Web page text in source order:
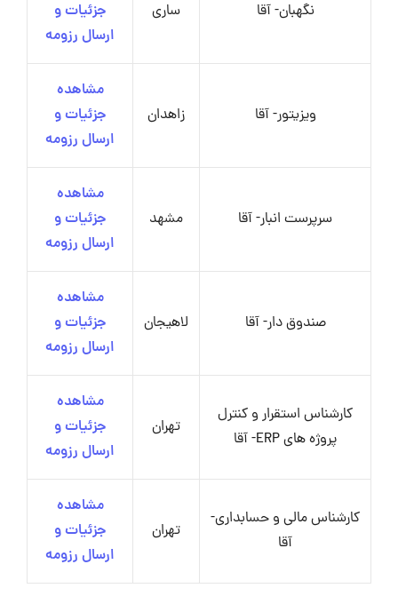
نگهبان- آقا ساری
جزئیات و
ارسال رزومه
ویزیتور- آقا زاهدان
مشاهده
جزئیات و
ارسال رزومه
سرپرست انبار- آقا مشهد
مشاهده
جزئیات و
ارسال رزومه
صندوق دار- آقا لاهیجان
مشاهده
جزئیات و
ارسال رزومه
کارشناس استقرار و کنترل
پروژه های ERP- آقا
تهران
مشاهده
جزئیات و
ارسال رزومه
کارشناس مالی و حسابداری-
آقا
تهران
مشاهده
جزئیات و
ارسال رزومه